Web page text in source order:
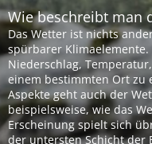
Wie beschreibt man
Das Wetter ist nichts
spürbarer
Niederschlag,
einem bestimmten Ort zu
Aspekte geht auch der
beispielsweise, wie das
Erscheinung spielt sich
der untersten Schicht der